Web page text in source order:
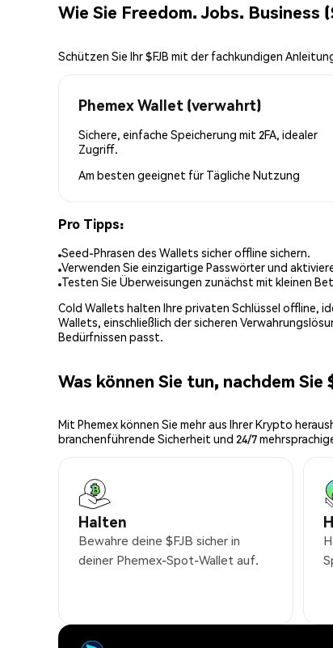
Wie Sie Freedom. Jobs. Business
Schützen Sie Ihr $FJB mit der fachkundigen
Phemex Wallet (verwahrt)
Sichere, einfache Speicherung mit 2FA, idealer
Zugriff.
Am besten geeignet für Tägliche Nutzung
Pro Tipps:
Seed-Phrasen des Wallets sicher offline sichern.
Verwenden Sie einzigartige Passwörter und
Testen Sie Überweisungen zunächst mit kleinen
Cold Wallets halten Ihre privaten Schlüssel offline,
Wallets, einschließlich der sicheren
Bedürfnissen passt.
Was können Sie tun, nachdem
Mit Phemex können Sie mehr aus Ihrer Krypto
branchenführende Sicherheit und 24/7
Halten
Bewahre deine $FJB sicher in
deiner Phemex-Spot-Wallet auf.